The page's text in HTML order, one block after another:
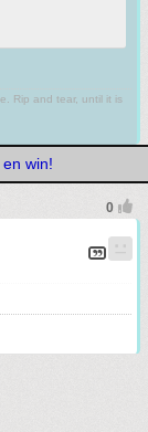
Rip and tear, until it is
win!